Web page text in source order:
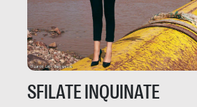
SFILATE INQUINATE